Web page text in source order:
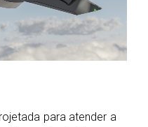
para atender a